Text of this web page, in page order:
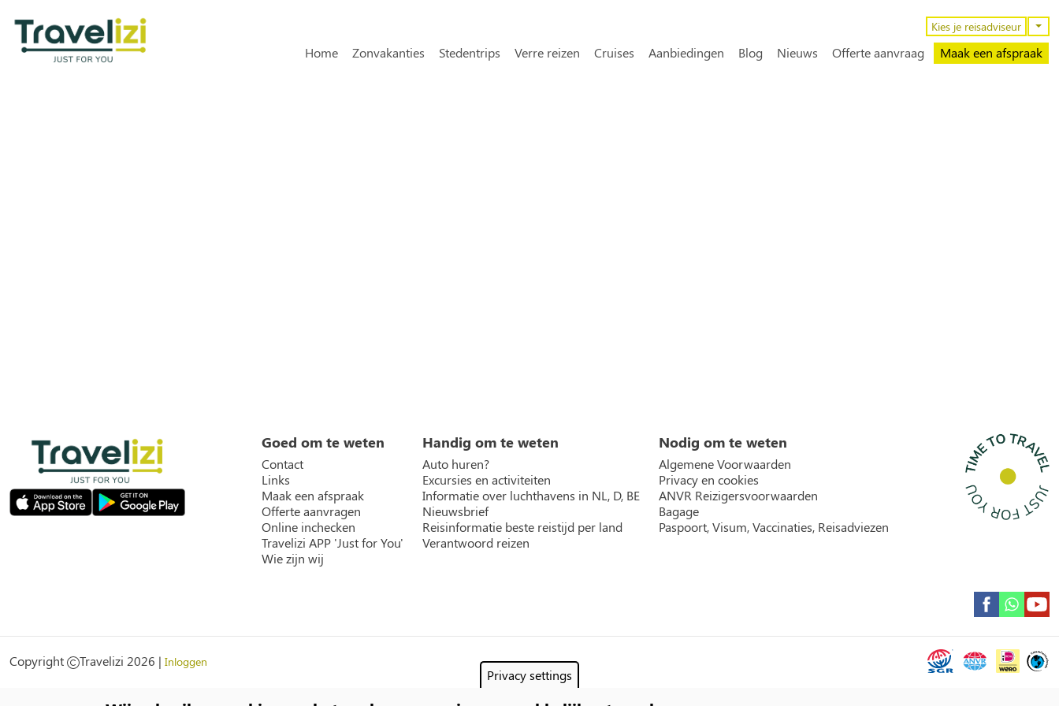
Privacy settings
Kies je reisadviseur
Hoofdnavigatie
Home Zonvakanties Stedentrips Verre reizen Cruises Aanbiedingen Blog Nieuws Offerte aanvraag Maak een afspraak
Goed om te weten
Contact
Links
Maak een afspraak
Offerte aanvragen
Online inchecken
Travelizi APP 'Just for You'
Wie zijn wij
Handig om te weten
Auto huren?
Excursies en activiteiten
Informatie over luchthavens in NL, D, BE
Nieuwsbrief
Reisinformatie beste reistijd per land
Verantwoord reizen
Nodig om te weten
Algemene Voorwaarden
Privacy en cookies
ANVR Reizigersvoorwaarden
Bagage
Paspoort, Visum, Vaccinaties, Reisadviezen
Copyright Travelizi 2026 | Inloggen Garantie icons